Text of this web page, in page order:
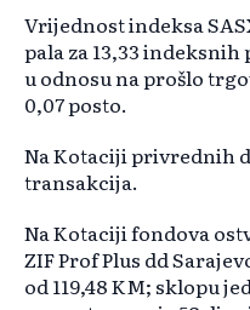
Vrijednost indeksa
pala za 13,33 indeksnih
u odnosu na prošlo
0,07 posto.
Na Kotaciji privrednih
transakcija.
Na Kotaciji fondova
ZIF Prof Plus dd
od 119,48 KM; sklopu